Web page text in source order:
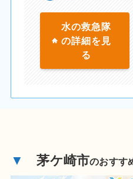
水の救急隊
の詳細を見
る
▼ 茅ケ崎市のおすす